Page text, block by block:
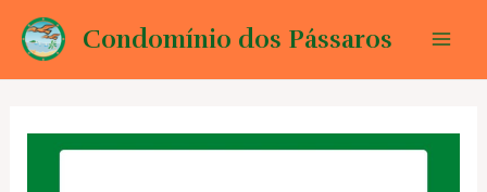
para
Condomínio dos Pássaros